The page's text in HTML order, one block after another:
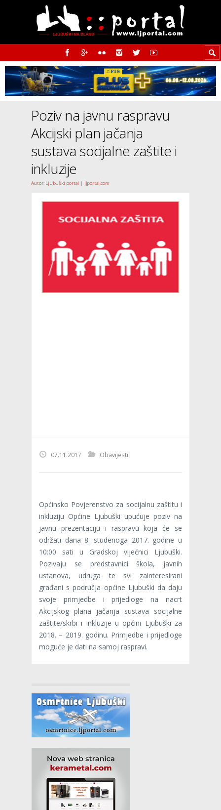
Poziv na javnu raspravu
Akcijski plan jačanja
sustava socijalne zaštite i
inkluzije
Autor: Ljubuški portal | ljportal.com
07.11.2017 Obavijesti
Općinsko Povjerenstvo za socijalnu zaštitu i
inkluziju Općine Ljubuški upućuje poziv na
javnu prezentaciju i raspravu koja će se
održati dana 8. studenoga 2017. godine u
10:00 sati u Gradskoj vijećnici Ljubuški.
Pozivaju se predstavnici škola, javnih
ustanova, udruga te svi zainteresirani
građani s područja općine Ljubuški da daju
svoje primjedbe i prijedloge na nacrt
Akcijskog plana jačanja sustava socijalne
zaštite/skrbi i inkluzije u općini Ljubuški za
2018. – 2019. godinu. Primjedbe i prijedloge
moguće je dati na samoj raspravi.